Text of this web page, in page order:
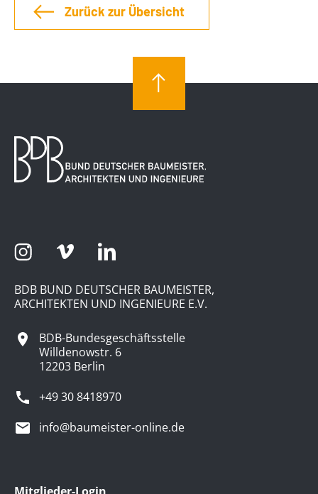
Zurück zur Übersicht
BDB BUND DEUTSCHER BAUMEISTER,
ARCHITEKTEN UND INGENIEURE E.V.
BDB-Bundesgeschäftsstelle
Willdenowstr. 6
12203 Berlin
+49 30 8418970
info@baumeister-online.de